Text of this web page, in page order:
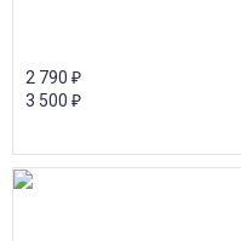
2 790 ₽
3 500 ₽